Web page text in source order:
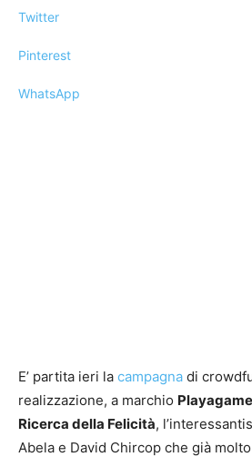
Twitter
Pinterest
WhatsApp
E’ partita ieri la campagna di
realizzazione, a marchio
Ricerca della Felicità,
Abela e David Chircop che già